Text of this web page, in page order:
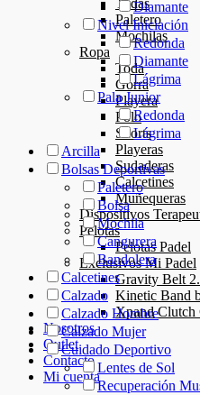
Todas
Paletero
Mochilas
Ropa
Toda
Gorra
Playera
Polo
Shorts
Playeras
Sudaderas
Calcetines
Muñequeras
Dispositivos
Pelotas
Pelotas Padel
Exclusivos Mi Padel
Gravity Belt
Kinetic Band
Xpand Clutch
Nosotros
Outlet
Contacto
Mi cuenta
Diamante
Nivel Iniciación
Redonda
Diamante
Lágrima
Pala Junior
Redonda
Lágrima
Arcilla
Bolsas Deportivas
Paletero
Bolsa
Mochila
Cangurera
Bandolera
Calcetines
Calzado
Calzado Hombre
Calzado Mujer
Cuidado Deportivo
Lentes de Sol
Recuperación